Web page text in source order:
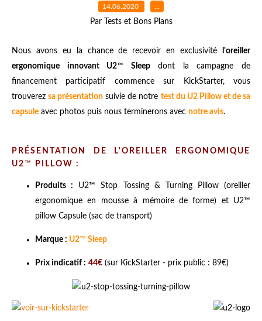
14.06.2020 …
Par Tests et Bons Plans
Nous avons eu la chance de recevoir en exclusivité
l'oreiller
ergonomique innovant U2™ Sleepdont la campagne de
financement participatif commence sur KickStarter, vous
trouverezsa présentation suivie de notre test du U2 Pillow et de sa
capsule avec photos puis nous terminerons avec notre avis.
PRÉSENTATION DE L'OREILLER ERGONOMIQUE
U2 ™ PILLOW :
Produits : U2™ Stop Tossing & Turning Pillow (oreiller
ergonomique en mousse à mémoire de forme) et U2™
pillow Capsule (sac de transport)
Marque : U2™ Sleep
Prix indicatif : 44€ (sur KickStarter - prix public : 89€)